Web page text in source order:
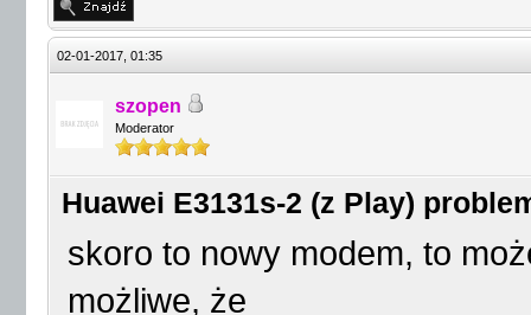
02-01-2017, 01:35
szopen
Moderator
Huawei E3131s-2 (z Play)
skoro to nowy modem, to
możliwe, że